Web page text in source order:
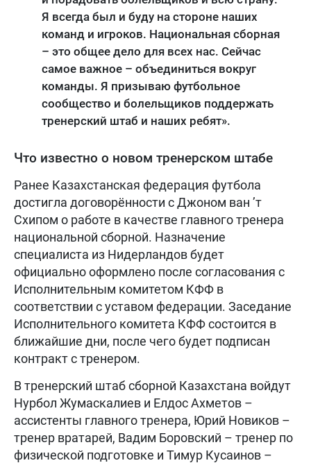
Я всегда был и буду на стороне наших
команд и игроков. Национальная сборная
– это общее дело для всех нас. Сейчас
самое важное – объединиться вокруг
команды. Я призываю футбольное
сообщество и болельщиков поддержать
тренерский штаб и наших ребят».
Что известно о новом тренерском штабе
Ранее Казахстанская федерация футбола
достигла договорённости с Джоном ван ’т
Схипом о работе в качестве главного тренера
национальной сборной. Назначение
специалиста из Нидерландов будет
официально оформлено после согласования с
Исполнительным комитетом КФФ в
соответствии с уставом федерации. Заседание
Исполнительного комитета КФФ состоится в
ближайшие дни, после чего будет подписан
контракт с тренером.
В тренерский штаб сборной Казахстана войдут
Нурбол Жумаскалиев и Елдос Ахметов –
ассистенты главного тренера, Юрий Новиков –
тренер вратарей, Вадим Боровский – тренер по
физической подготовке и Тимур Кусаинов –